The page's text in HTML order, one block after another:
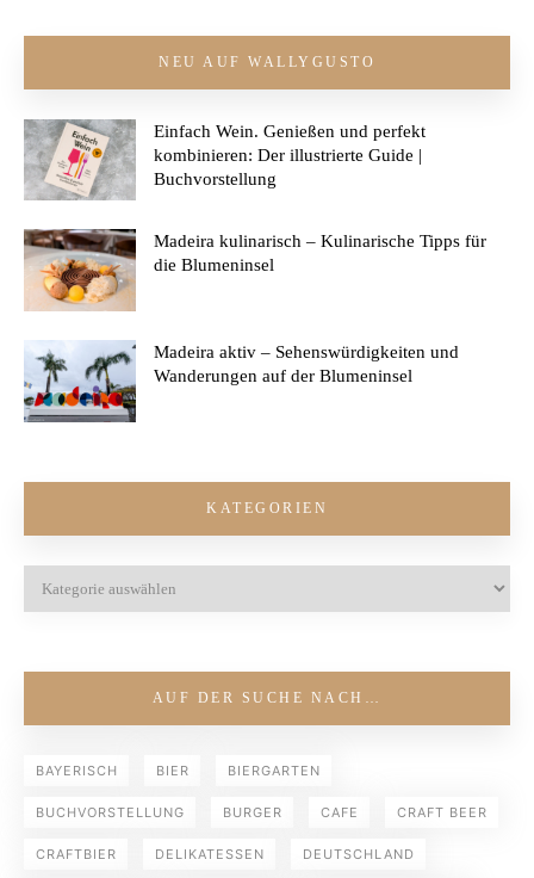
NEU AUF WALLYGUSTO
Einfach Wein. Genießen und perfekt
kombinieren: Der illustrierte Guide |
Buchvorstellung
Madeira kulinarisch – Kulinarische Tipps für
die Blumeninsel
Madeira aktiv – Sehenswürdigkeiten und
Wanderungen auf der Blumeninsel
KATEGORIEN
AUF DER SUCHE NACH…
BAYERISCH BIER BIERGARTEN
BUCHVORSTELLUNG BURGER CAFE CRAFT BEER
CRAFTBIER DELIKATESSEN DEUTSCHLAND